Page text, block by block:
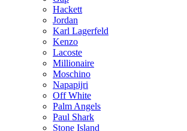
Hackett
Jordan
Karl Lagerfeld
Kenzo
Lacoste
Millionaire
Moschino
Napapijri
Off White
Palm Angels
Paul Shark
Stone Island